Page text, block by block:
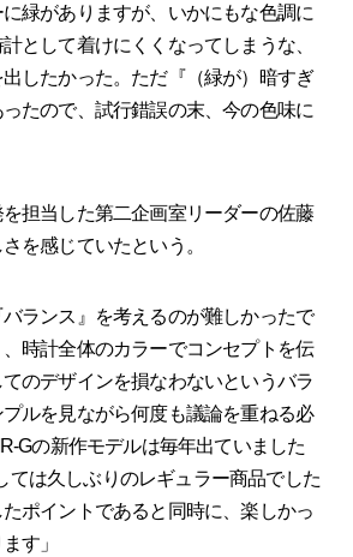
緑がありますが、いかにもな色調に
として着けにくくなってしまうな、
したかった。ただ『（緑が）暗すぎ
たので、試行錯誤の末、今の色味に
担当した第二企画室リーダーの佐藤
を感じていたという。
バランス』を考えるのが難しかったで
時計全体のカラーでコンセプトを伝
のデザインを損なわないというバラ
ルを見ながら何度も議論を重ねる必
Gの新作モデルは毎年出ていました
ては久しぶりのレギュラー商品でした
ポイントであると同時に、楽しかっ
す」